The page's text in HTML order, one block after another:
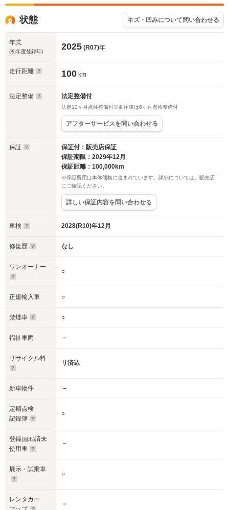
状態 キズ・凹みについて問い合わせる
年式
(初年度登録年) 2025 (R07)年
走行距離 100 km
法定整備 法定整備付
法定12ヶ月点検整備付※商用車は6ヶ月点検整備付
アフターサービスを問い合わせる
保証
保証付：販売店保証
保証期限：2029年12月
保証距離：100,000km
※保証費用は本体価格に含まれています。詳細については、販売店
にご確認ください。
詳しい保証内容を問い合わせる
車検 2028(R10)年12月
修復歴 なし
ワンオーナー
○
正規輸入車 ○
禁煙車 ○
福祉車両 －
リサイクル料
リ済込
新車物件 －
定期点検
記録簿
○
登録(届出)済未
使用車
－
展示・試乗車
○
レンタカー
－